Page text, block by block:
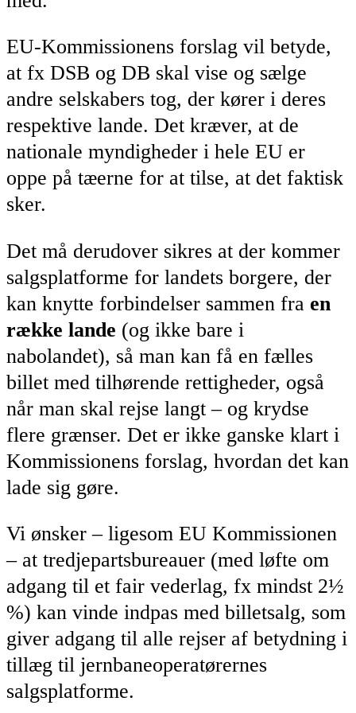
EU-Kommissionens forslag vil betyde,
at fx DSB og DB skal vise og sælge
andre selskabers tog, der kører i deres
respektive lande. Det kræver, at de
nationale myndigheder i hele EU er
oppe på tæerne for at tilse, at det faktisk
sker.
Det må derudover sikres at der kommer
salgsplatforme for landets borgere, der
kan knytte forbindelser sammen fra en
række lande (og ikke bare i
nabolandet), så man kan få en fælles
billet med tilhørende rettigheder, også
når man skal rejse langt – og krydse
flere grænser. Det er ikke ganske klart i
Kommissionens forslag, hvordan det kan
lade sig gøre.
Vi ønsker – ligesom EU Kommissionen
– at tredjepartsbureauer (med løfte om
adgang til et fair vederlag, fx mindst 2½
%) kan vinde indpas med billetsalg, som
giver adgang til alle rejser af betydning i
tillæg til jernbaneoperatørernes
salgsplatforme.